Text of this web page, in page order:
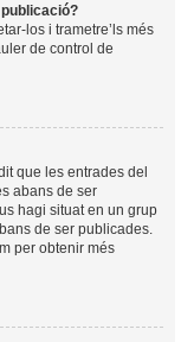
los i trametre’ls més
de control de
que les entrades del
abans de ser
hagi situat en un grup
de ser publicades.
per obtenir més